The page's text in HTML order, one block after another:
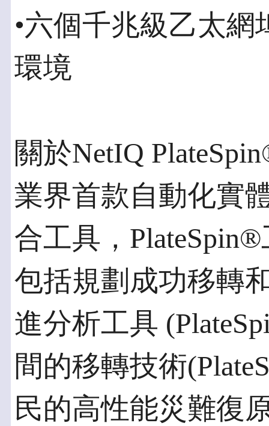
•六個千兆級乙太
環境
關於NetIQ
業界首款自動化實
合工具，
包括規劃成功移轉
進分析工具
間的移轉技術
民的高性能災難復